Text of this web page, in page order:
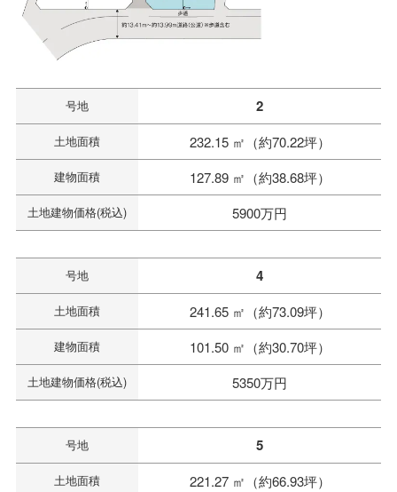
号地 2
土地面積 232.15 ㎡（約70.22坪）
建物面積 127.89 ㎡（約38.68坪）
土地建物価格(税込) 5900万円
号地 4
土地面積 241.65 ㎡（約73.09坪）
建物面積 101.50 ㎡（約30.70坪）
土地建物価格(税込) 5350万円
号地 5
土地面積 221.27 ㎡（約66.93坪）